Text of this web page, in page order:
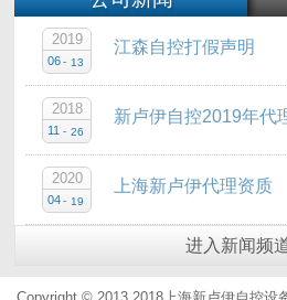
江森自控打假声明
2019
06 - 13
新卢伊自控2019年代
2018
11 - 26
上海新卢伊代理资质
2020
04 - 19
进入 新闻频